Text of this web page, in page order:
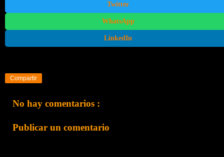
Twitter
WhatsApp
LinkedIn
Compartir
No hay comentarios :
Publicar un comentario